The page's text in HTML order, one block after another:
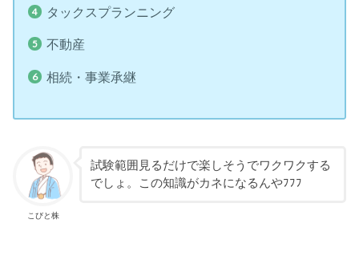
タックスプランニング
不動産
相続・事業承継
こびと株
試験範囲見るだけで楽しそうでワクワクする
でしょ。この知識がカネになるんやﾌﾌﾌ